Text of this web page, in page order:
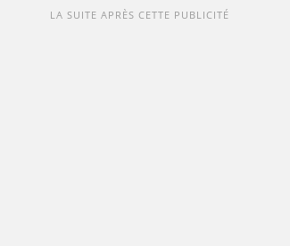
LA SUITE APRÈS CETTE PUBLICITÉ